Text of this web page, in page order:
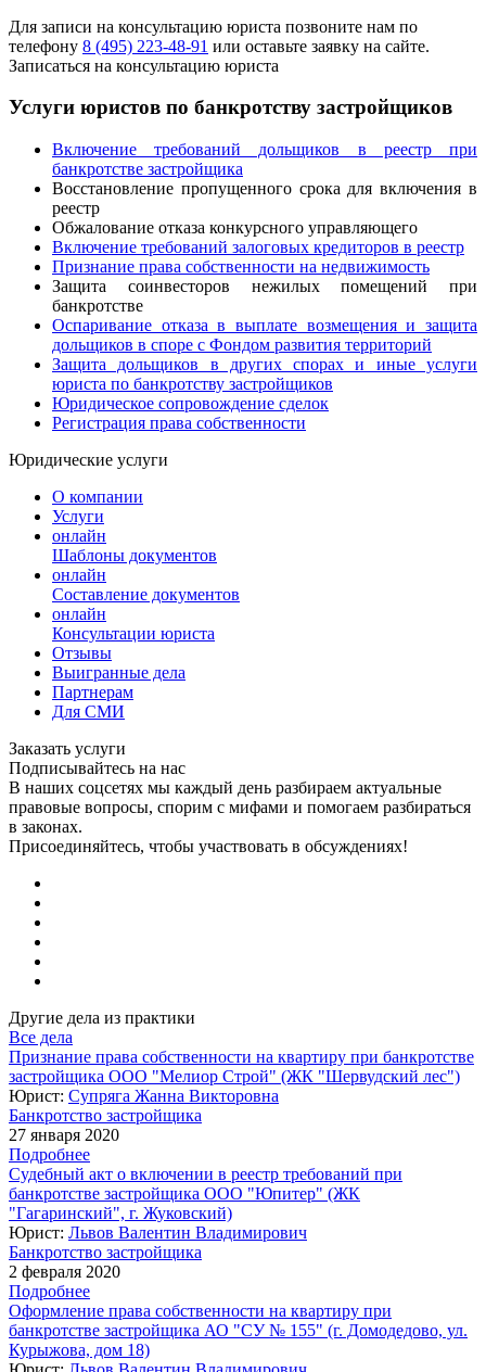
Для записи на консультацию юриста позвоните нам по
телефону 8 (495) 223-48-91 или оставьте заявку на сайте.
Записаться на консультацию юриста
Услуги юристов по банкротству застройщиков
Включение требований дольщиков в реестр при
банкротстве застройщика
Восстановление пропущенного срока для включения в
реестр
Обжалование отказа конкурсного управляющего
Включение требований залоговых кредиторов в реестр
Признание права собственности на недвижимость
Защита соинвесторов нежилых помещений при
банкротстве
Оспаривание отказа в выплате возмещения и защита
дольщиков в споре с Фондом развития территорий
Защита дольщиков в других спорах и иные услуги
юриста по банкротству застройщиков
Юридическое сопровождение сделок
Регистрация права собственности
Юридические услуги
О компании
Услуги
онлайн
Шаблоны документов
онлайн
Составление документов
онлайн
Консультации юриста
Отзывы
Выигранные дела
Партнерам
Для СМИ
Заказать услуги
Подписывайтесь на нас
В наших соцсетях мы каждый день разбираем актуальные
правовые вопросы, спорим с мифами и помогаем разбираться
в законах.
Присоединяйтесь, чтобы участвовать в обсуждениях!
Другие дела из практики
Все дела
Признание права собственности на квартиру при банкротстве
застройщика ООО "Мелиор Строй" (ЖК "Шервудский лес")
Юрист: Супряга Жанна Викторовна
Банкротство застройщика
27 января 2020
Подробнее
Судебный акт о включении в реестр требований при
банкротстве застройщика ООО "Юпитер" (ЖК
"Гагаринский", г. Жуковский)
Юрист: Львов Валентин Владимирович
Банкротство застройщика
2 февраля 2020
Подробнее
Оформление права собственности на квартиру при
банкротстве застройщика АО "СУ № 155" (г. Домодедово, ул.
Курыжова, дом 18)